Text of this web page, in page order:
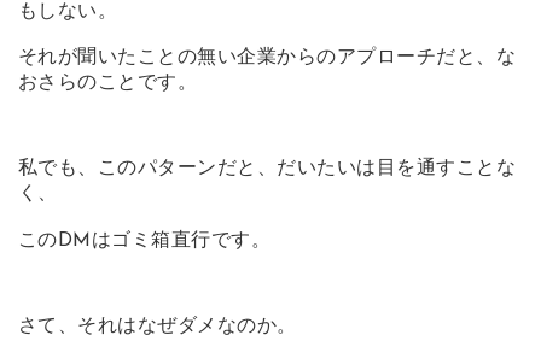
もしない。
それが聞いたことの無い企業からのアプローチだと、な
おさらのことです。
私でも、このパターンだと、だいたいは目を通すことな
く、
このDMはゴミ箱直行です。
さて、それはなぜダメなのか。